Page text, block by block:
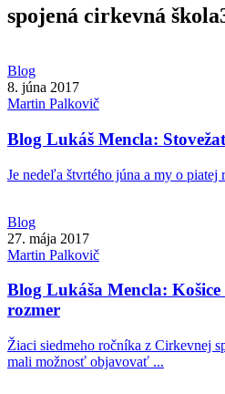
spojená cirkevná škola
Blog
8. júna 2017
Martin Palkovič
Blog Lukáš Mencla:
Je nedeľa štvrtého júna a my o piatej
Blog
27. mája 2017
Martin Palkovič
Blog Lukáša Mencla:
rozmer
Žiaci siedmeho ročníka z Cirkevnej
mali možnosť objavovať ...